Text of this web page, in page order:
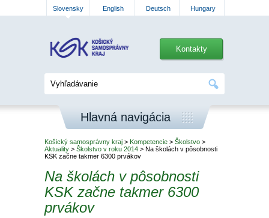
Slovensky English Deutsch Hungary
Kontakty
Hlavná navigácia
Košický samosprávny kraj > Kompetencie > Školstvo >
Aktuality > Školstvo v roku 2014 > Na školách v pôsobnosti
KSK začne takmer 6300 prvákov
Na školách v pôsobnosti
KSK začne takmer 6300
prvákov